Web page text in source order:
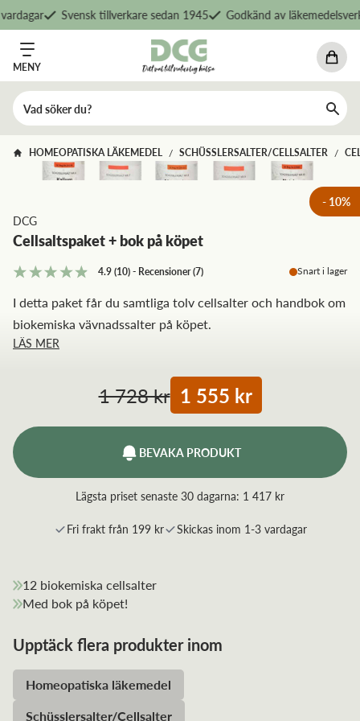
Svensk tillverkare sedan 1945 Godkänd av
MENY
HOMEOPATISKA LÄKEMEDEL / SCHÜSSLERSALTER/CELLSALTER /
- 10%
DCG
Cellsaltspaket + bok på köpet
4.9(10)- Recensioner(7) Snart i lager
I detta paket får du samtliga tolv cellsalter och handbok om
biokemiska vävnadssalter på köpet.
LÄS MER
1 728 kr 1 555 kr
BEVAKA PRODUKT
Lägsta priset senaste 30 dagarna: 1 417 kr
Fri frakt från 199 kr Skickas inom 1-3 vardagar
12 biokemiska cellsalter
Med bok på köpet!
Upptäck flera produkter inom
Homeopatiska läkemedel
Schüsslersalter/Cellsalter